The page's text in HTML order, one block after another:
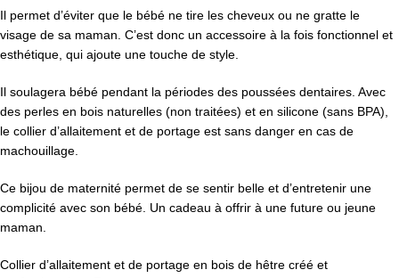
Il permet d’éviter que le bébé ne tire les cheveux ou ne gratte le
visage de sa maman. C’est donc un accessoire à la fois fonctionnel et
esthétique, qui ajoute une touche de style.
Il soulagera bébé pendant la périodes des poussées dentaires. Avec
des perles en bois naturelles (non traitées) et en silicone (sans BPA),
le collier d’allaitement et de portage est sans danger en cas de
machouillage.
Ce bijou de maternité permet de se sentir belle et d’entretenir une
complicité avec son bébé. Un cadeau à offrir à une future ou jeune
maman.
Collier d’allaitement et de portage en bois de hêtre créé et